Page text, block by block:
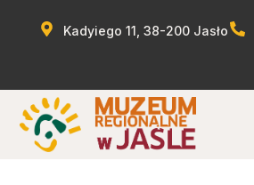
Kadyiego 11, 38-200 Jasło